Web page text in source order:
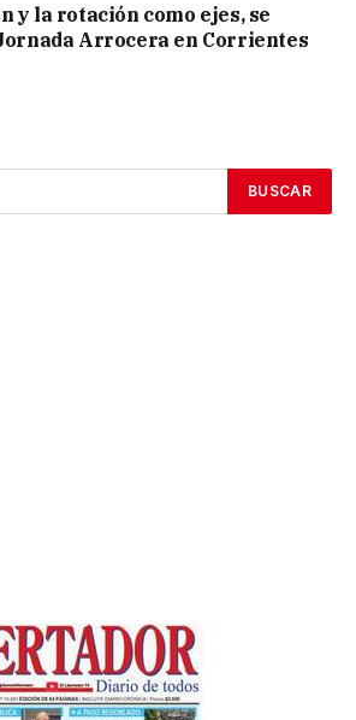
y la rotación como ejes, se
Arrocera en Corrientes